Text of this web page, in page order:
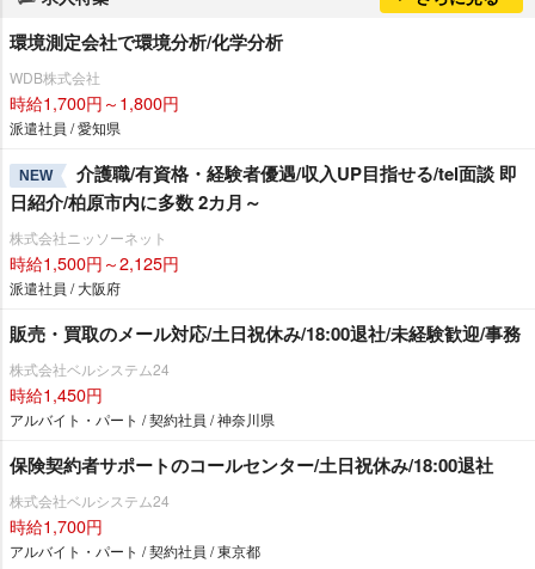
環境測定会社で環境分析/化学分析
WDB株式会社
時給1,700円～1,800円
派遣社員 / 愛知県
NEW
介護職/有資格・経験者優遇/収入UP目指せる/tel面談 即
日紹介/柏原市内に多数 2カ月～
株式会社ニッソーネット
時給1,500円～2,125円
派遣社員 / 大阪府
販売・買取のメール対応/土日祝休み/18:00退社/未経験歓迎/事務
株式会社ベルシステム24
時給1,450円
アルバイト・パート / 契約社員 / 神奈川県
保険契約者サポートのコールセンター/土日祝休み/18:00退社
株式会社ベルシステム24
時給1,700円
アルバイト・パート / 契約社員 / 東京都